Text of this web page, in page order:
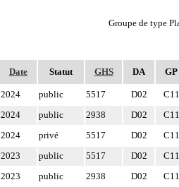
Date Statut GHS DA GP
2024 public 5517 D02 C11
2024 public 2938 D02 C11
2024 privé 5517 D02 C11
2023 public 5517 D02 C11
2023 public 2938 D02 C11
Groupe de type